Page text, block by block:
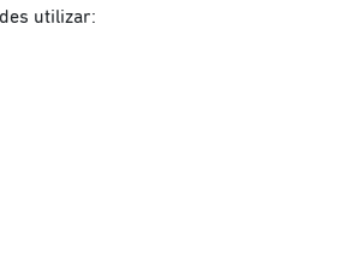
utilizar: